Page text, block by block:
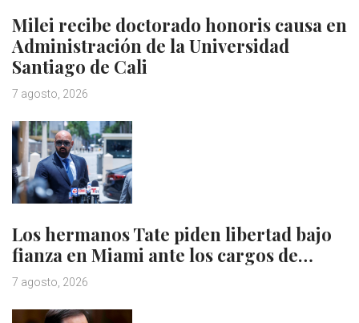
Milei recibe doctorado honoris causa en
Administración de la Universidad
Santiago de Cali
7 agosto, 2026
Los hermanos Tate piden libertad bajo
fianza en Miami ante los cargos de…
7 agosto, 2026